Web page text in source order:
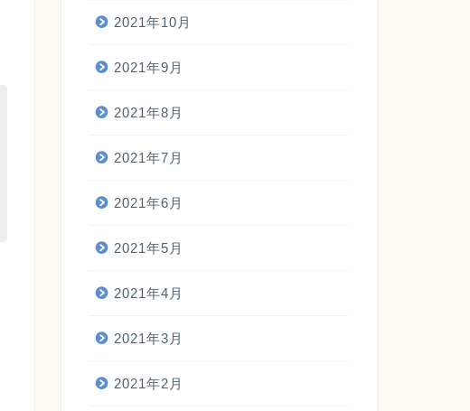
2021年10月
2021年9月
2021年8月
2021年7月
2021年6月
2021年5月
2021年4月
2021年3月
2021年2月